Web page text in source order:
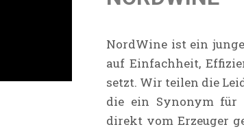
NordWine ist ein
auf Einfachheit,
setzt. Wir teilen die
die ein Synonym für
direkt vom Erzeuger